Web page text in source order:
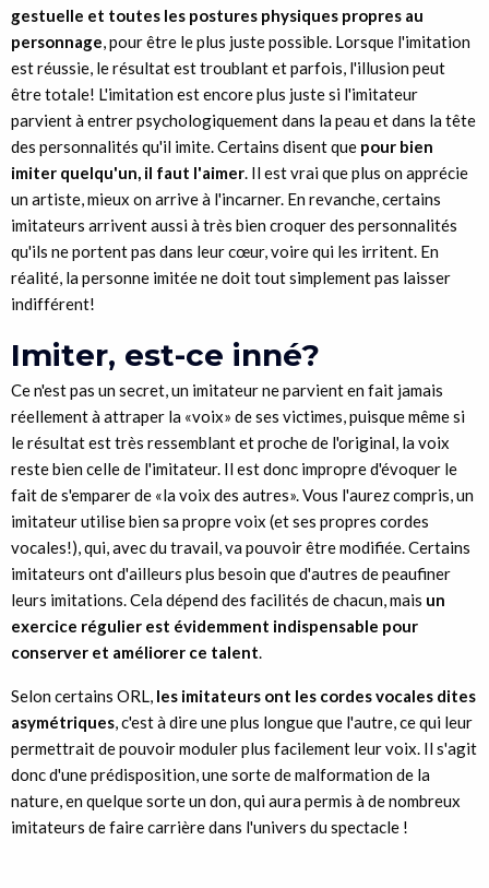
gestuelle et toutes les postures physiques propres au
personnage, pour être le plus juste possible. Lorsque l'imitation
est réussie, le résultat est troublant et parfois, l'illusion peut
être totale! L'imitation est encore plus juste si l'imitateur
parvient à entrer psychologiquement dans la peau et dans la tête
des personnalités qu'il imite. Certains disent que pour bien
imiter quelqu'un, il faut l'aimer. Il est vrai que plus on apprécie
un artiste, mieux on arrive à l'incarner. En revanche, certains
imitateurs arrivent aussi à très bien croquer des personnalités
qu'ils ne portent pas dans leur cœur, voire qui les irritent. En
réalité, la personne imitée ne doit tout simplement pas laisser
indifférent!
Imiter, est-ce inné?
Ce n'est pas un secret, un imitateur ne parvient en fait jamais
réellement à attraper la «voix» de ses victimes, puisque même si
le résultat est très ressemblant et proche de l'original, la voix
reste bien celle de l'imitateur. Il est donc impropre d'évoquer le
fait de s'emparer de «la voix des autres». Vous l'aurez compris, un
imitateur utilise bien sa propre voix (et ses propres cordes
vocales!), qui, avec du travail, va pouvoir être modifiée. Certains
imitateurs ont d'ailleurs plus besoin que d'autres de peaufiner
leurs imitations. Cela dépend des facilités de chacun, mais un
exercice régulier est évidemment indispensable pour
conserver et améliorer ce talent.
Selon certains ORL, les imitateurs ont les cordes vocales dites
asymétriques, c'est à dire une plus longue que l'autre, ce qui leur
permettrait de pouvoir moduler plus facilement leur voix. Il s'agit
donc d'une prédisposition, une sorte de malformation de la
nature, en quelque sorte un don, qui aura permis à de nombreux
imitateurs de faire carrière dans l'univers du spectacle !